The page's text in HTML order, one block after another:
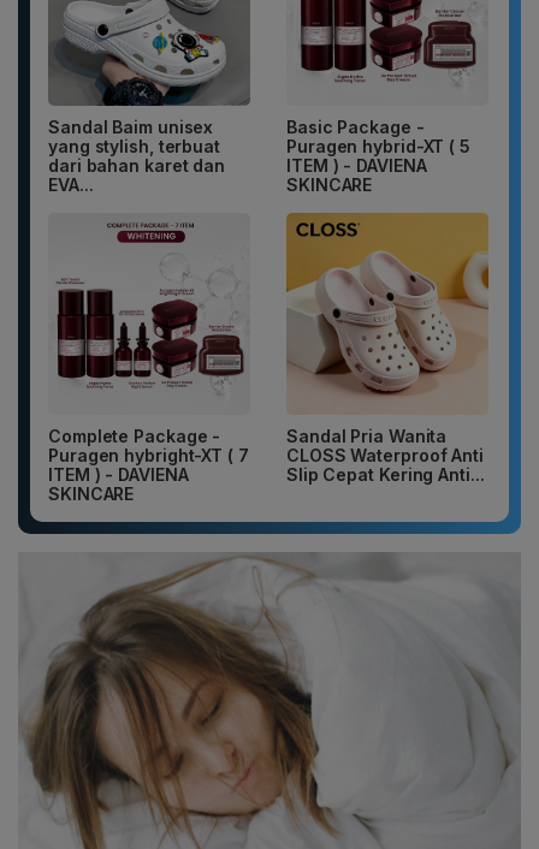
Sandal Baim unisex
yang stylish, terbuat
dari bahan karet dan
EVA...
Basic Package -
Puragen hybrid-XT ( 5
ITEM ) - DAVIENA
SKINCARE
Complete Package -
Puragen hybright-XT ( 7
ITEM ) - DAVIENA
SKINCARE
Sandal Pria Wanita
CLOSS Waterproof Anti
Slip Cepat Kering Anti...